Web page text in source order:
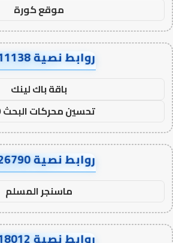
موقع كورة
روابط نصية AA11138
باقة باك لينك
تحسين محركات البحث SEO
روابط نصية AA26790
ماسنجر المسلم